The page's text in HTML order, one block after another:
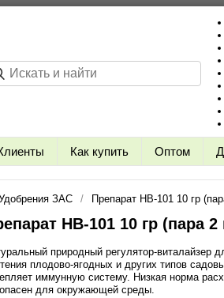
Как купить Оптом
ЗАС Препарат HB-101 10 гр
HB-101 10 гр (пара 2
природный регулятор-виталайзер
плодово-ягодных и других типов
иммунную систему. Низкая норма
для окружающей среды.